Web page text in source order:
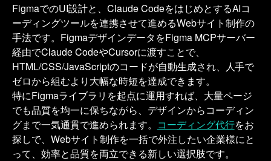
FigmaでのUI設計と、Claude CodeをはじめとするAIコ
ーディングツールを連携させて進めるWebサイト制作の
手法です。FigmaデザインデータをFigma MCPサーバー
経由でClaude CodeやCursorに渡すことで、
HTML/CSS/JavaScriptのコードが自動生成され、人手で
ゼロから組むより大幅な時短を達成できます。
特にFigmaライブラリを起点に運用すれば、大量ページ
でも品質を均一に保ちながら、デザインからコーディン
グまで一気通貫で進められます。 コーディング代行をお
探しで、Webサイト制作を一括で外注したい企業様にと
って、効率と品質を両立できる新しい選択肢です。